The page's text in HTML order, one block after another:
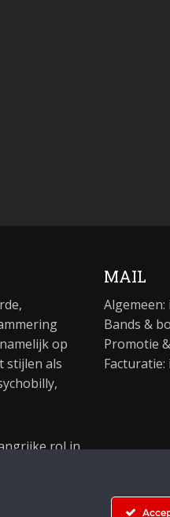
op
stijlen als
rol in
MAIL
Algemeen:
Bands &
Promotie
Facturatie: